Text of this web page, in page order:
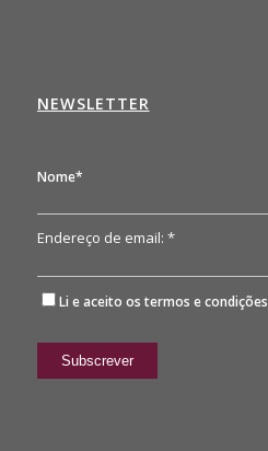
NEWSLETTER
Nome*
Endereço de email: *
Li e aceito os termos e condições